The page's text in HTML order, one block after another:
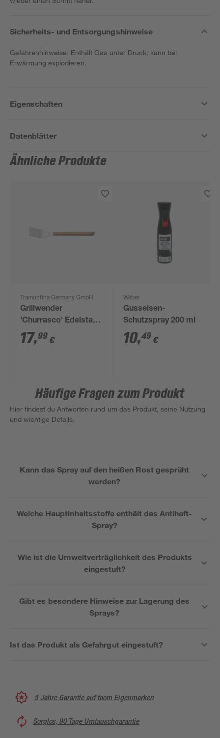
Sicherheits- und Entsorgungshinweise
Gefahrenhinweise: Enthält Gas unter Druck; kann bei
Erwärmung explodieren.
Eigenschaften
Datenblätter
Ähnliche Produkte
Tramontina Germany GmbH
Grillwender
'Churrasco' Edelstahl
mit Holzgriff 48 cm
17,99 €
Weber
Gusseisen-
Schutzspray 200 ml
10,49 €
Häufige Fragen zum Produkt
Hier findest du Antworten rund um das Produkt, seine Nutzung
und wichtige Details.
Kann das Spray auf den heißen Rost gesprüht
werden?
Welche Hauptinhaltsstoffe enthält das Antihaft-
Spray?
Wie ist die Umweltverträglichkeit des Produkts
eingestuft?
Gibt es besondere Hinweise zur Lagerung des
Sprays?
Ist das Produkt als Gefahrgut eingestuft?
5 Jahre Garantie auf toom Eigenmarken
Sorglos, 90 Tage Umtauschgarantie